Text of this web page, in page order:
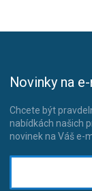
Novinky na
Chcete být
nabídkách našich
novinek na Váš e-